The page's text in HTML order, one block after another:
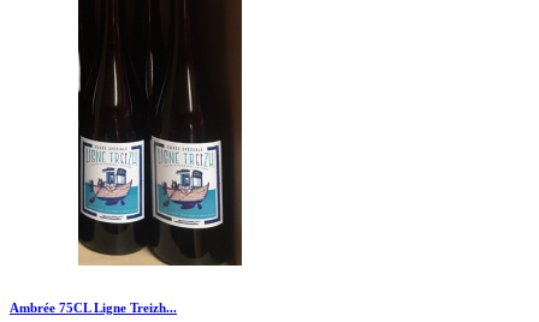
Ambrée 75CL Ligne Treizh...